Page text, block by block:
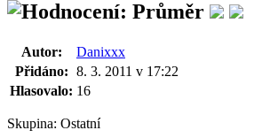
Autor:
Danixxx
Přidáno: 8. 3. 2011 v 17:22
Hlasovalo: 16
Skupina: Ostatní